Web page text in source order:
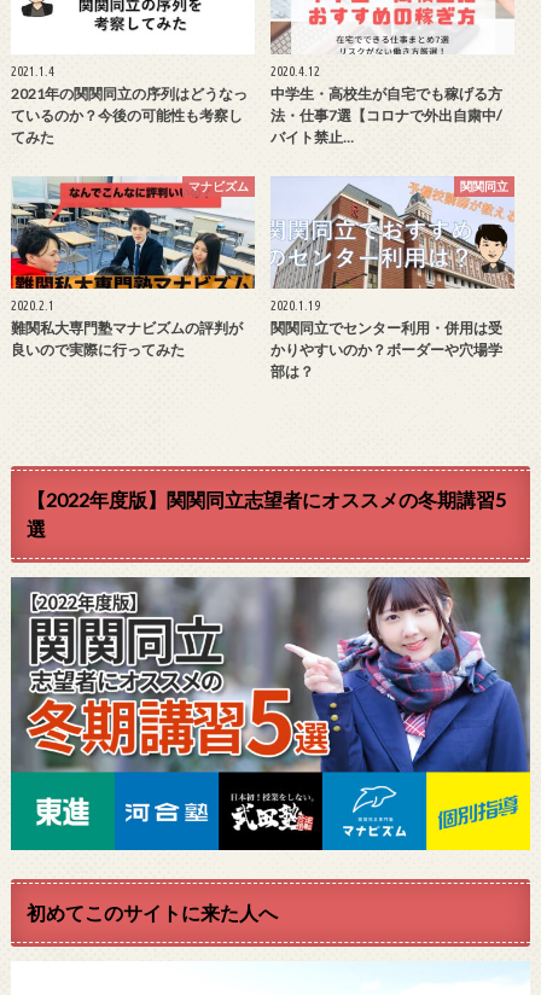
2021.1.4
2021年の関関同立の序列はどうなっ
ているのか？今後の可能性も考察し
てみた
2020.4.12
中学生・高校生が自宅でも稼げる方
法・仕事7選【コロナで外出自粛中/
バイト禁止…
マナビズム
2020.2.1
難関私大専門塾マナビズムの評判が
良いので実際に行ってみた
関関同立
2020.1.19
関関同立でセンター利用・併用は受
かりやすいのか？ボーダーや穴場学
部は？
【2022年度版】関関同立志望者にオススメの冬期講習5
選
初めてこのサイトに来た人へ